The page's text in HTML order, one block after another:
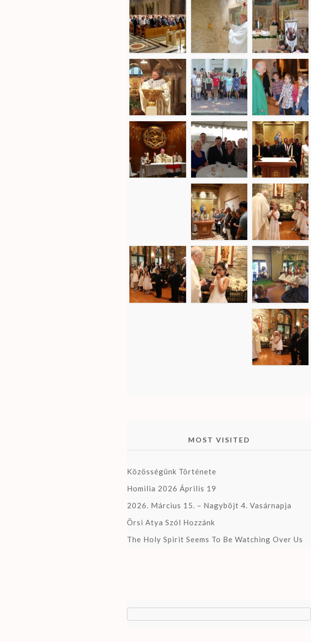
MOST VISITED
Közösségünk Története
Homilia 2026 Április 19
2026. Március 15. – Nagyböjt 4. Vasárnapja
Örsi Atya Szól Hozzánk
The Holy Spirit Seems To Be Watching Over Us